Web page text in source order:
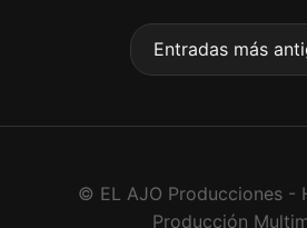
Entradas más
© EL AJO Producciones -
Producción